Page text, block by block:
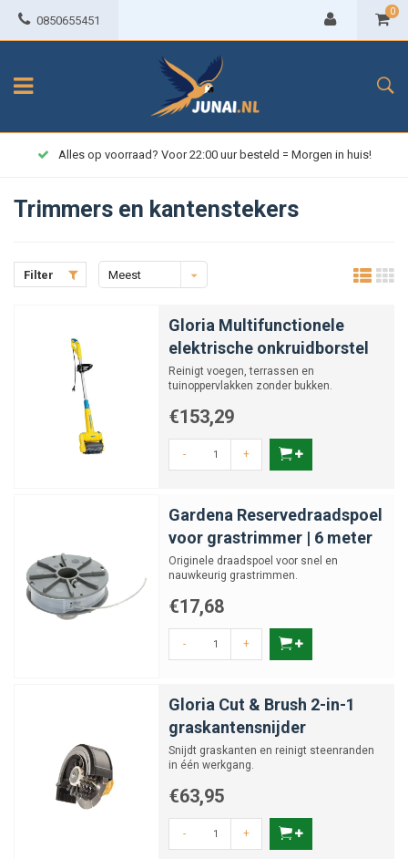
0850655451
0
Alles op voorraad? Voor 22:00 uur besteld = Morgen in huis!
Trimmers en kantenstekers
Filter
Meest
Gloria Multifunctionele
elektrische onkruidborstel
Reinigt voegen, terrassen en
tuinoppervlakken zonder bukken.
€153,29
- +
Gardena Reservedraadspoel
voor grastrimmer | 6 meter
Originele draadspoel voor snel en
nauwkeurig grastrimmen.
€17,68
- +
Gloria Cut & Brush 2-in-1
graskantensnijder
Snijdt graskanten en reinigt steenranden
in één werkgang.
€63,95
- +